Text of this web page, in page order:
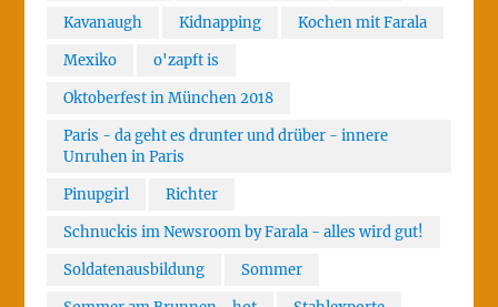
Kavanaugh Kidnapping
Kochen mit Farala
Mexiko
o'zapft is
Oktoberfest in München 2018
Paris - da geht es drunter und drüber - innere
Unruhen in Paris
Pinupgirl
Richter
Schnuckis im Newsroom by Farala - alles wird gut!
Soldatenausbildung
Sommer